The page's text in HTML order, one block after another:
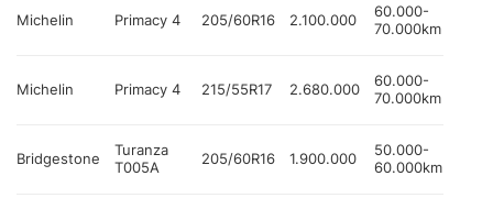
Michelin Primacy 4 205/60R16 2.100.000
60.000-
70.000km
Michelin Primacy 4 215/55R17 2.680.000
60.000-
70.000km
Bridgestone
Turanza
T005A
205/60R16 1.900.000
50.000-
60.000km